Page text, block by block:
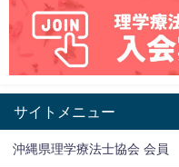
サイトメニュー
沖縄県理学療法士協会 会員